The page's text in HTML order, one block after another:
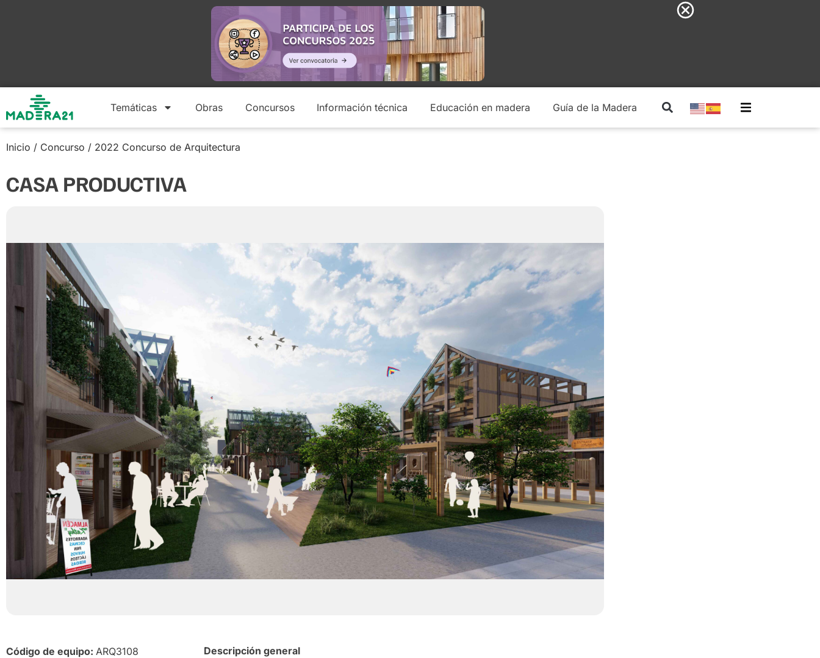
Temáticas Obras Concursos Información técnica Educación en madera Guía de la Madera
Inicio / Concurso / 2022 Concurso de Arquitectura
CASA PRODUCTIVA
Código de equipo: ARQ3108
Descripción general